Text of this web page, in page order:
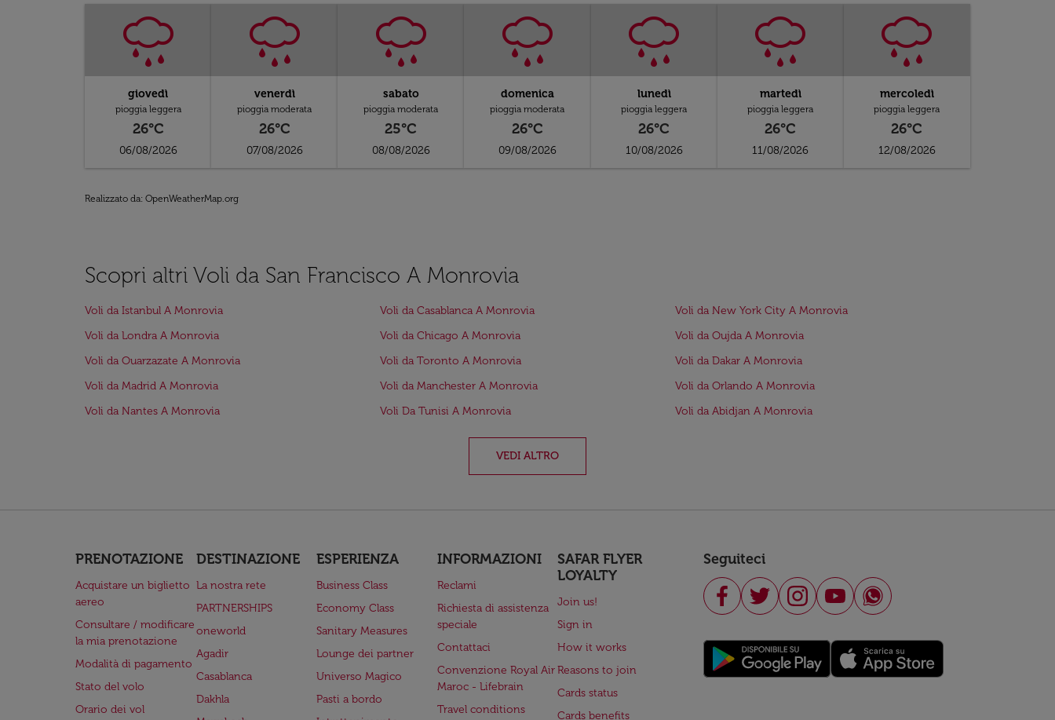
giovedì
pioggia leggera
26°C
06/08/2026
venerdì
pioggia moderata
26°C
07/08/2026
sabato
pioggia moderata
25°C
08/08/2026
domenica
pioggia moderata
26°C
09/08/2026
lunedì
pioggia leggera
26°C
10/08/2026
martedì
pioggia leggera
26°C
11/08/2026
mercoledì
pioggia leggera
26°C
12/08/2026
Realizzato da: OpenWeatherMap.org
Scopri altri Voli da San Francisco A Monrovia
Voli da Istanbul A Monrovia Voli da Casablanca A Monrovia
Voli da New York City A Monrovia
Voli da Londra A Monrovia
Voli da Chicago A Monrovia
Voli da Oujda A Monrovia
Voli da Ouarzazate A Monrovia
Voli da Toronto A Monrovia
Voli da Dakar A Monrovia
Voli da Madrid A Monrovia
Voli da Manchester A Monrovia
Voli da Orlando A Monrovia
Voli da Nantes A Monrovia
Voli Da Tunisi A Monrovia Voli da Abidjan A Monrovia
VEDI ALTRO
PRENOTAZIONE
Acquistare un biglietto
aereo
Consultare / modificare
la mia prenotazione
Modalità di pagamento
Stato del volo
Orario dei vol
DESTINAZIONE
La nostra rete
PARTNERSHIPS
oneworld
Agadir
Casablanca
Dakhla
ESPERIENZA
Business Class
Economy Class
Sanitary Measures
Lounge dei partner
Universo Magico
Pasti a bordo
INFORMAZIONI
Reclami
Richiesta di assistenza
speciale
Contattaci
Convenzione Royal Air
Maroc - Lifebrain
Travel conditions
SAFAR FLYER
LOYALTY
Join us!
Sign in
How it works
Reasons to join
Cards status
Cards benefits
Seguiteci